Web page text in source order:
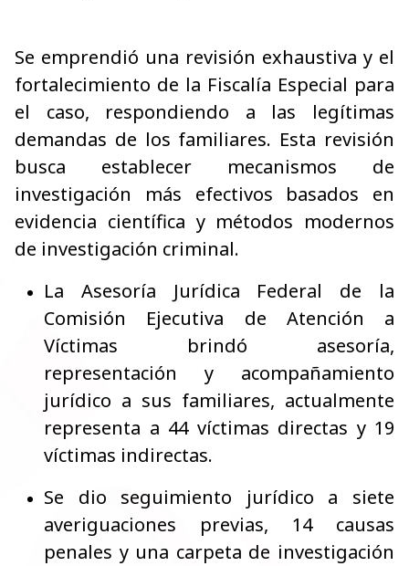
Se emprendió una revisión exhaustiva y el
fortalecimiento de la Fiscalía Especial para
el caso, respondiendo a las legítimas
demandas de los familiares. Esta revisión
busca establecer mecanismos de
investigación más efectivos basados en
evidencia científica y métodos modernos
de investigación criminal.
La Asesoría Jurídica Federal de la
Comisión Ejecutiva de Atención a
Víctimas brindó asesoría,
representación y acompañamiento
jurídico a sus familiares, actualmente
representa a 44 víctimas directas y 19
víctimas indirectas.
Se dio seguimiento jurídico a siete
averiguaciones previas, 14 causas
penales y una carpeta de investigación